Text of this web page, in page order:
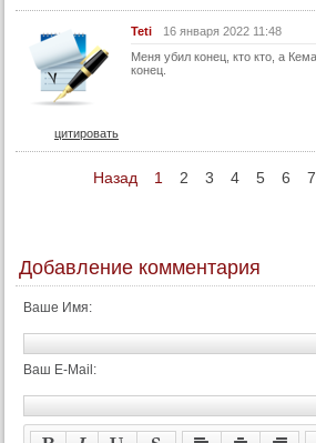
71 серия
72 серия
73 серия
74 серия
Teti
16 января 2022 11:48
Меня убил конец, кто кто, а
конец.
цитировать
Назад 1 2 3 4 5 6 7
Добавление комментария
Ваше Имя:
Ваш E-Mail: